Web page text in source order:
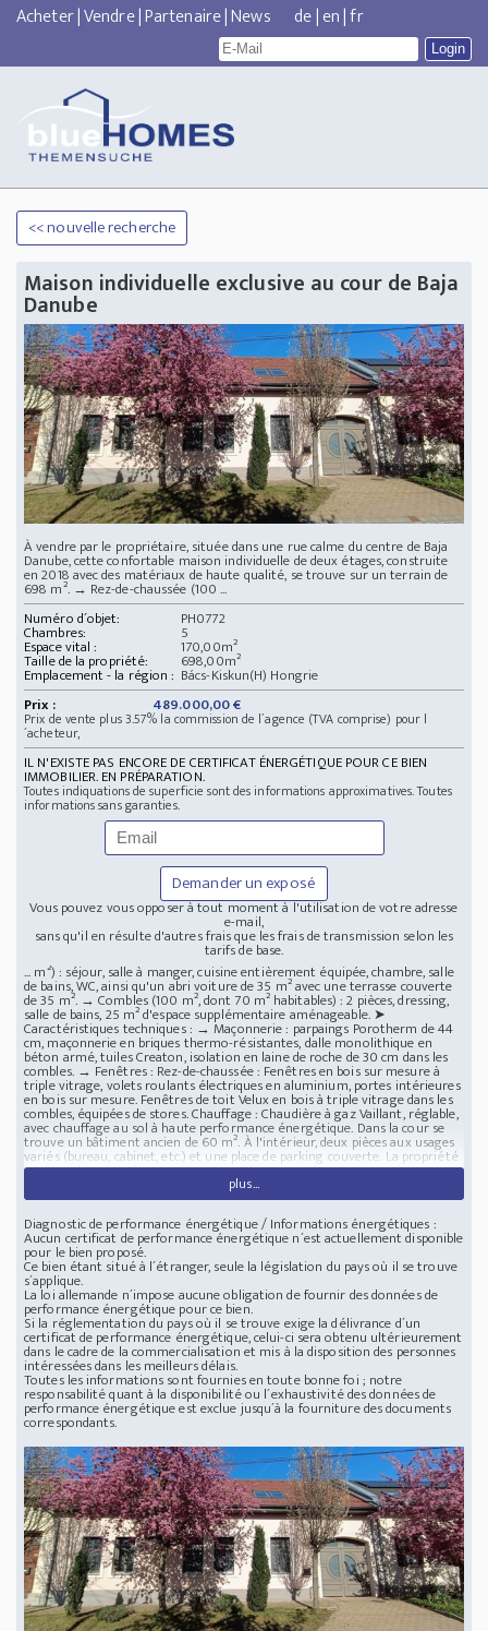
Acheter|Vendre|Partenaire|News de|en|fr
<< nouvelle recherche
Maison individuelle exclusive au cour de Baja
Danube
À vendre par le propriétaire, située dans une rue calme du centre de Baja
Danube, cette confortable maison individuelle de deux étages, construite
en 2018 avec des matériaux de haute qualité, se trouve sur un terrain de
698 m². → Rez-de-chaussée (100 ...
Numéro d´objet:
PH0772
Chambres: 5
Espace vital : 170,00m²
Taille de la propriété: 698,00m²
Emplacement - la région : Bács-Kiskun(H) Hongrie
Prix :
489.000,00 €
Prix de vente plus 3.57% la commission de l´agence (TVA comprise) pour l
´acheteur,
IL N'EXISTE PAS ENCORE DE CERTIFICAT ÉNERGÉTIQUE POUR CE BIEN
IMMOBILIER. EN PRÉPARATION.
Toutes indiquations de superficie sont des informations approximatives. Toutes
informations sans garanties.
Demander un exposé
Vous pouvez vous opposer à tout moment à l'utilisation de votre adresse
e-mail,
sans qu'il en résulte d'autres frais que les frais de transmission selon les
tarifs de base.
... m²) : séjour, salle à manger, cuisine entièrement équipée, chambre, salle
de bains, WC, ainsi qu'un abri voiture de 35 m² avec une terrasse couverte
de 35 m². → Combles (100 m², dont 70 m² habitables) : 2 pièces, dressing,
salle de bains, 25 m² d'espace supplémentaire aménageable. ➤
Caractéristiques techniques : → Maçonnerie : parpaings Porotherm de 44
cm, maçonnerie en briques thermo-résistantes, dalle monolithique en
béton armé, tuiles Creaton, isolation en laine de roche de 30 cm dans les
combles. → Fenêtres : Rez-de-chaussée : Fenêtres en bois sur mesure à
triple vitrage, volets roulants électriques en aluminium, portes intérieures
en bois sur mesure. Fenêtres de toit Velux en bois à triple vitrage dans les
combles, équipées de stores. Chauffage : Chaudière à gaz Vaillant, réglable,
avec chauffage au sol à haute performance énergétique. Dans la cour se
trouve un bâtiment ancien de 60 m². À l'intérieur, deux pièces aux usages
variés (bureau, cabinet, etc.) et une place de parking couverte. La propriété
est libre de toute charge. Visites possibles sur rendez-vous pour les
personnes sérieusement intéressées. Prix demandé : 178 millions de HUF,
soit 489 000 EUR au taux de change actuel : 1 EUR / 364 HUF Le prix
demandé (en HUF) est fixe et ne dépend pas du taux de change.
Localisation : Région de Bács-Kiskun - HongrieMaison individuelle exclusive
au cour de Baja Danube
plus...
Diagnostic de performance énergétique / Informations énergétiques :
Aucun certificat de performance énergétique n´est actuellement disponible
pour le bien proposé.
Ce bien étant situé à l´étranger, seule la législation du pays où il se trouve
s´applique.
La loi allemande n´impose aucune obligation de fournir des données de
performance énergétique pour ce bien.
Si la réglementation du pays où il se trouve exige la délivrance d´un
certificat de performance énergétique, celui-ci sera obtenu ultérieurement
dans le cadre de la commercialisation et mis à la disposition des personnes
intéressées dans les meilleurs délais.
Toutes les informations sont fournies en toute bonne foi ; notre
responsabilité quant à la disponibilité ou l´exhaustivité des données de
performance énergétique est exclue jusqu´à la fourniture des documents
correspondants.